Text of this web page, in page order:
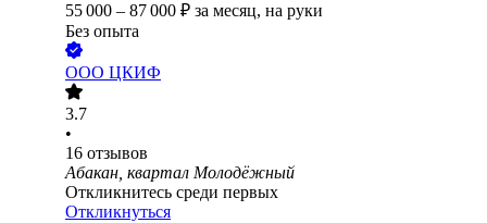
55 000 – 87 000 ₽ за месяц, на руки
Без опыта
ООО ЦКИФ
3.7
•
16 отзывов
Абакан, квартал Молодёжный
Откликнитесь среди первых
Откликнуться